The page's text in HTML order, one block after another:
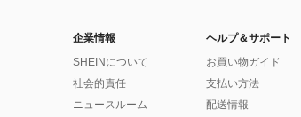
企業情報
SHEINについて
社会的責任
ニュースルーム
ヘルプ＆サポート
お買い物ガイド
支払い方法
配送情報